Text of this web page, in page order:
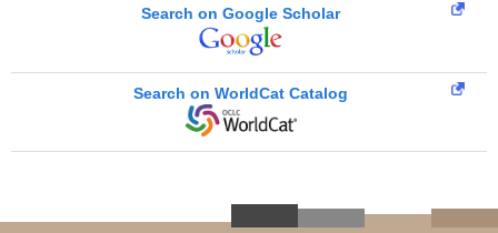
Search on Google Scholar
Search on WorldCat Catalog